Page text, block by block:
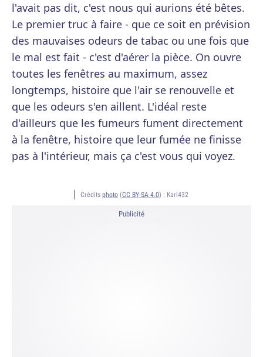
l'avait pas dit, c'est nous qui aurions été bêtes.
Le premier truc à faire - que ce soit en prévision
des mauvaises odeurs de tabac ou une fois que
le mal est fait - c'est d'aérer la pièce. On ouvre
toutes les fenêtres au maximum, assez
longtemps, histoire que l'air se renouvelle et
que les odeurs s'en aillent. L'idéal reste
d'ailleurs que les fumeurs fument directement
à la fenêtre, histoire que leur fumée ne finisse
pas à l'intérieur, mais ça c'est vous qui voyez.
Crédits photo (CC BY-SA 4.0) : Karl432
Publicité